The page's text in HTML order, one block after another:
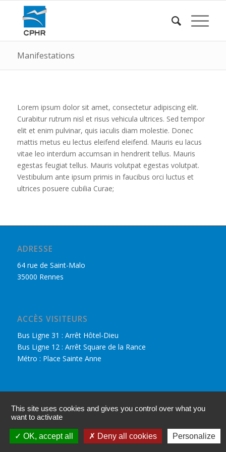
Manifestations
Lorem ipsum dolor sit amet, consectetur adipiscing elit.
Curabitur rutrum nisl et risus vehicula ultrices. Sed tempor
elit et enim pulvinar, quis iaculis diam molestie. Donec
mattis metus eu lectus eleifend eleifend. Mauris eu lacus
vitae leo interdum accumsan in hendrerit tellus. Mauris
egestas feugiat tellus. Mauris volutpat egestas volutpat.
Vestibulum ante ipsum primis in faucibus orci luctus et
ultrices posuere cubilia Curae;
ADRESSE
64 rue de Saint-Malo
35000 Rennes
ACCÈS VISITEURS
Bus Ligne 31 : Arrêt Hôtel-Dieu
Bus Ligne 12 : Arrêt Square de la Rance
Métro : Place Sainte Anne
Nous retrouver sur Facebook
Accès adhérents
Mentions légales
This site uses cookies and gives you control over what you
want to activate
OK, accept all Deny all cookies Personalize